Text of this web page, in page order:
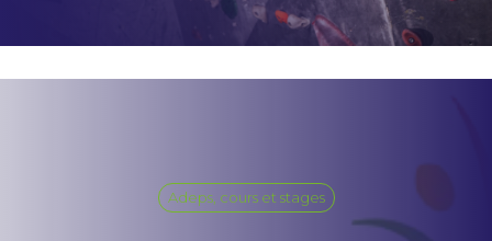
Adeps, cours et stages